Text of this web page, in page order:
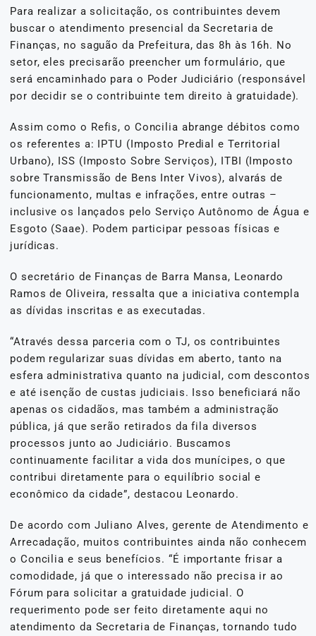
Para realizar a solicitação, os contribuintes devem
buscar o atendimento presencial da Secretaria de
Finanças, no saguão da Prefeitura, das 8h às 16h. No
setor, eles precisarão preencher um formulário, que
será encaminhado para o Poder Judiciário (responsável
por decidir se o contribuinte tem direito à gratuidade).
Assim como o Refis, o Concilia abrange débitos como
os referentes a: IPTU (Imposto Predial e Territorial
Urbano), ISS (Imposto Sobre Serviços), ITBI (Imposto
sobre Transmissão de Bens Inter Vivos), alvarás de
funcionamento, multas e infrações, entre outras –
inclusive os lançados pelo Serviço Autônomo de Água e
Esgoto (Saae). Podem participar pessoas físicas e
jurídicas.
O secretário de Finanças de Barra Mansa, Leonardo
Ramos de Oliveira, ressalta que a iniciativa contempla
as dívidas inscritas e as executadas.
“Através dessa parceria com o TJ, os contribuintes
podem regularizar suas dívidas em aberto, tanto na
esfera administrativa quanto na judicial, com descontos
e até isenção de custas judiciais. Isso beneficiará não
apenas os cidadãos, mas também a administração
pública, já que serão retirados da fila diversos
processos junto ao Judiciário. Buscamos
continuamente facilitar a vida dos munícipes, o que
contribui diretamente para o equilíbrio social e
econômico da cidade”, destacou Leonardo.
De acordo com Juliano Alves, gerente de Atendimento e
Arrecadação, muitos contribuintes ainda não conhecem
o Concilia e seus benefícios. “É importante frisar a
comodidade, já que o interessado não precisa ir ao
Fórum para solicitar a gratuidade judicial. O
requerimento pode ser feito diretamente aqui no
atendimento da Secretaria de Finanças, tornando tudo